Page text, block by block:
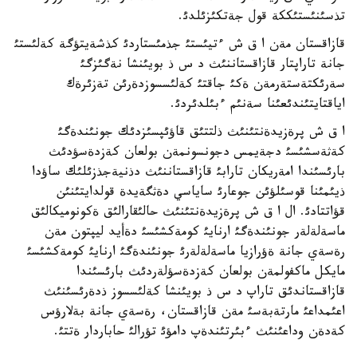
تذسئنئستئككة قول جةتكئزئلدئ.
قازاقستان مةن ا ق ش ءتيئستئ جذمئستاردئ كذشةيتؤگة كةلئستئ
جانة تاراپتار قازاقستاننئث د س ذ بويئنشا نةگئزگئ
سةرئكتةستةرمةن ةكئ جاقتئ كةلئسسوزدةرئن تةزئرةك
اياقتايتئندئعئنا سةنئم ءبئلدئردئ.
ا ق ش پرةزيدةنتئنئث ذلتتئق قاؤئپسئزدئك جونئندةگئ
كةثةسشئسئ دجةيمس دجونسونمةن بولعان كةزدةسؤدئث
بارئسئندا امةريكان تارابئ قازاقستاننئث دذنيةجذزئلئك ساؤدا
ذيئمئنا قوسئلؤئن جوعارئ ساياسي دةثگةيدة قولدايتئنئن
قؤاتتادئ. ال ا ق ش پرةزيدةنتئنئث حالئقارالئق ةكونوميكالئق
ماسةلةلةر جونئندةگئ ارنايئ كومةكشئسئ دةأيد ليپتون مةن
رةسةي جانة ةؤرازيا ماسةلةلةرئ جونئندةگئ ارنايئ كومةكشئسئ
مايكل ماكفولمةن بولعان كةزدةسؤلةردئث بارئسئندا
قازاقستاندئق تاراپ د س ذ بويئنشا كةلئسسوز ذدةرئسئنئث
اعئمداعئ مارتةبةسئ مةن قازاقستان، رةسةي جانة بةلارؤس
كةدةن وداعئنئث ءبئرتئندةپ دامؤئ تؤرالئ حاباردار ةتتئ.